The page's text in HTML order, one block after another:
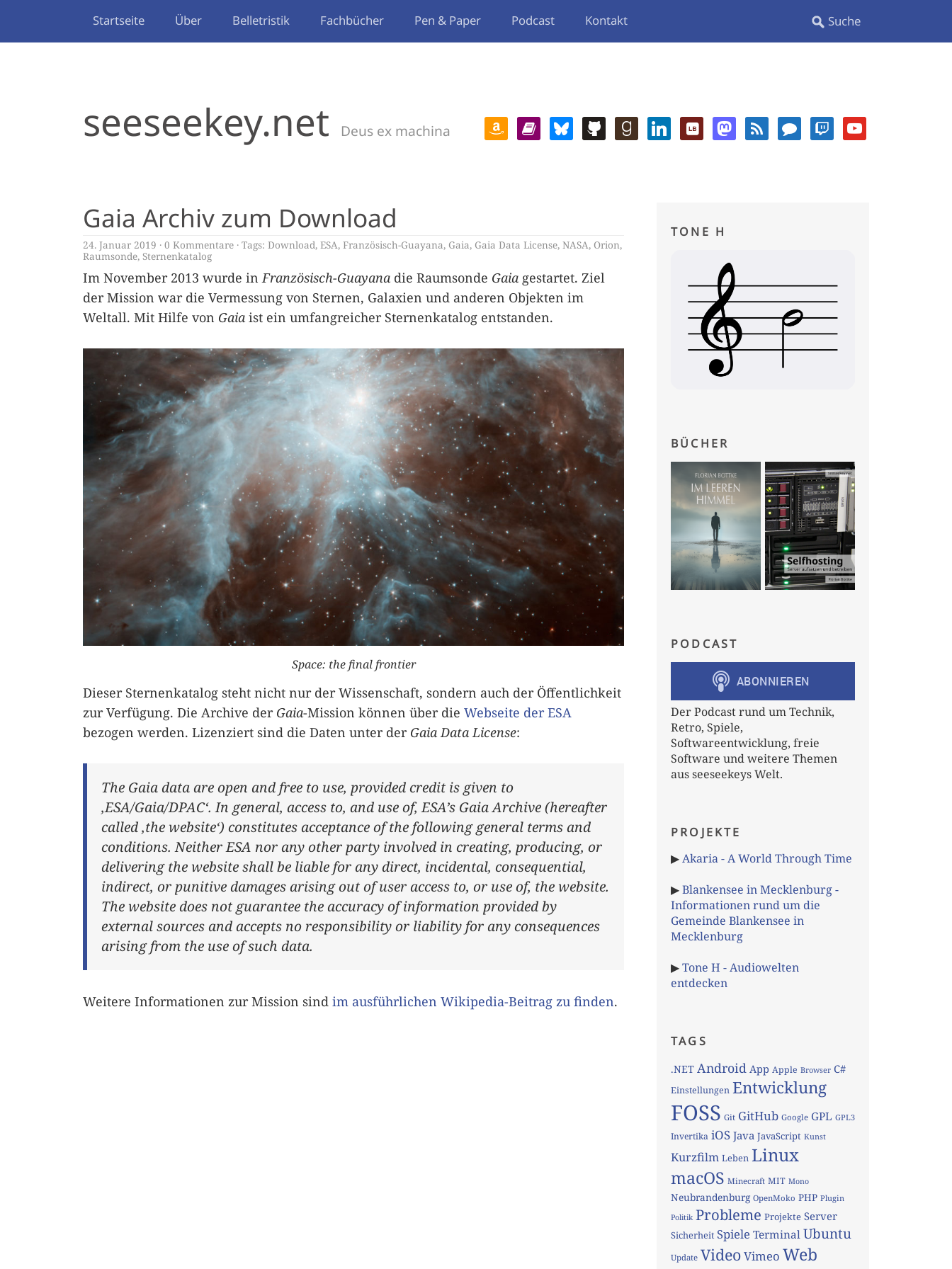
Startseite Über Belletristik Fachbücher Pen & Paper Podcast Kontakt
seeseekey.net Deus ex machina
Gaia Archiv zum Download
24. Januar 2019 0 Kommentare Tags: Download, ESA, Französisch-Guayana, Gaia, Gaia Data License, NASA, Orion,
Raumsonde, Sternenkatalog
Im November 2013 wurde inFranzösisch-Guayana die Raumsonde Gaia gestartet. Ziel
der Mission war die Vermessung von Sternen, Galaxien und anderen Objekten im
Weltall. Mit Hilfe von Gaia ist ein umfangreicher Sternenkatalog entstanden.
Space: the final frontier
Dieser Sternenkatalog steht nicht nur der Wissenschaft, sondern auch der Öffentlichkeit
zur Verfügung. Die Archive der Gaia-Mission können über die Webseite der ESA
bezogen werden. Lizenziert sind die Daten unter der Gaia Data License:
The Gaia data are open and free to use, provided credit is given to
‚ESA/Gaia/DPAC‘. In general, access to, and use of, ESA’s Gaia Archive (hereafter
called ‚the website‘) constitutes acceptance of the following general terms and
conditions. Neither ESA nor any other party involved in creating, producing, or
delivering the website shall be liable for any direct, incidental, consequential,
indirect, or punitive damages arising out of user access to, or use of, the website.
The website does not guarantee the accuracy of information provided by
external sources and accepts no responsibility or liability for any consequences
arising from the use of such data.
Weitere Informationen zur Mission sind im ausführlichen Wikipedia-Beitrag zu finden.
TONE H
BÜCHER
PODCAST
Der Podcast rund um Technik,
Retro, Spiele,
Softwareentwicklung, freie
Software und weitere Themen
aus seeseekeys Welt.
PROJEKTE
▶Akaria - A World Through Time
▶Blankensee in Mecklenburg -
Informationen rund um die
Gemeinde Blankensee in
Mecklenburg
▶Tone H - Audiowelten
entdecken
TAGS
.NET Android App Apple Browser C#
Einstellungen Entwicklung
FOSS Git GitHub Google GPL GPL3
Invertika iOS Java JavaScript Kunst
Kurzfilm Leben Linux
macOS Minecraft MIT Mono
Neubrandenburg OpenMoko PHP Plugin
Politik Probleme Projekte Server
Sicherheit Spiele TerminalUbuntu
Update VideoVimeo Web